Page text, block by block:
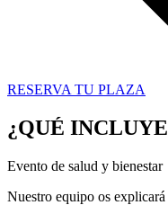
RESERVA TU PLAZA
¿QUÉ
Evento de salud y bienestar
Nuestro equipo os